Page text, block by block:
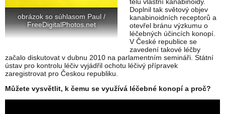
obrázok so súhlasom Paul /
FreeDigitalPhotos.net
Doplnil tak světový objev
kanabinoidních receptorů a
otevřel bránu výzkumu o
léčebných účincích konopí.
V České republice se
zavedení takové léčby
začalo diskutovat v dubnu 2010 na parlamentním semináři. Státní
ústav pro kontrolu léčiv vyjádřil ochotu léčivý přípravek
zaregistrovat pro Českou republiku.
Můžete vysvětlit, k čemu se využívá léčebné konopí a proč?